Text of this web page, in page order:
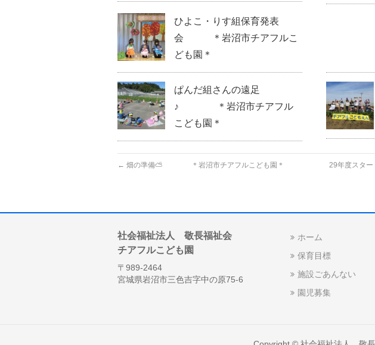
ひよこ・りす組保育発表
会 ＊岩沼市チアフルこ
ども園＊
ぱんだ組さんの遠足
♪ ＊岩沼市チアフル
こども園＊
← 畑の準備⛅ ＊岩沼市チアフルこども園＊ 29年度スタ
社会福祉法人 敬長福祉会
チアフルこども園
〒989-2464
宮城県岩沼市三色吉字中の原75-6
ホーム
保育目標
施設ごあんない
園児募集